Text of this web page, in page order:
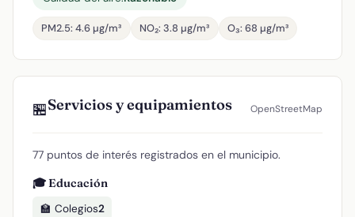
PM2.5: 4.6 µg/m³ NO₂: 3.8 µg/m³ O₃: 68 µg/m³
🏪Servicios y equipamientos OpenStreetMap
77 puntos de interés registrados en el municipio.
🎓 Educación
🏫 Colegios2